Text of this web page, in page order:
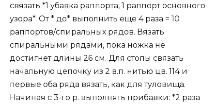
связать *1 убавка раппорта, 1 раппорт основного
узора*. От * до* выполнить еще 4 раза = 10
раппортов/спиральных рядов. Вязать
спиральными рядами, пока ножка не
достигнет длины 26 см. Для стопы связать
начальную цепочку из 2 в.п. нитью цв. 114 и
первые оба ряда вязать, как для туловища.
Начиная с 3-го р. выполнять прибавки: *2 раза